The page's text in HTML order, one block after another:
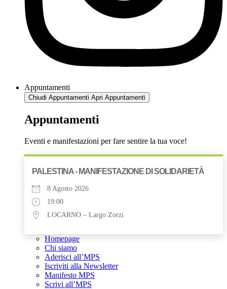
Appuntamenti
Chiudi Appuntamenti Apri Appuntamenti
Appuntamenti
Eventi e manifestazioni per fare sentire la tua voce!
PALESTINA - MANIFESTAZIONE DI SOLIDARIETÀ
8 Agosto 2026
19:00
LOCARNO – Largo Zorzi
Homepage
Chi siamo
Aderisci all’MPS
Iscriviti alla Newsletter
Manifesto MPS
Scrivi all’MPS